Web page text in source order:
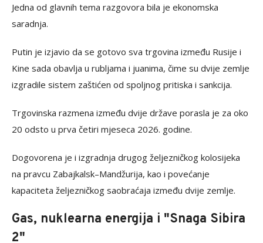
Jedna od glavnih tema razgovora bila je ekonomska
saradnja.
Putin je izjavio da se gotovo sva trgovina između Rusije i
Kine sada obavlja u rubljama i juanima, čime su dvije zemlje
izgradile sistem zaštićen od spoljnog pritiska i sankcija.
Trgovinska razmena između dvije države porasla je za oko
20 odsto u prva četiri mjeseca 2026. godine.
Dogovorena je i izgradnja drugog željezničkog kolosijeka
na pravcu Zabajkalsk–Mandžurija, kao i povećanje
kapaciteta željezničkog saobraćaja između dvije zemlje.
Gas, nuklearna energija i "Snaga Sibira
2"